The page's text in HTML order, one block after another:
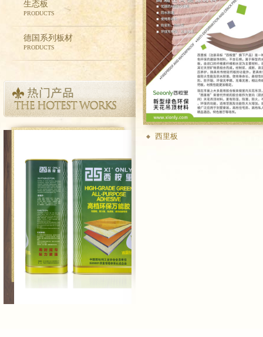
生态板
PRODUCTS
德国系列板材
PRODUCTS
西里板